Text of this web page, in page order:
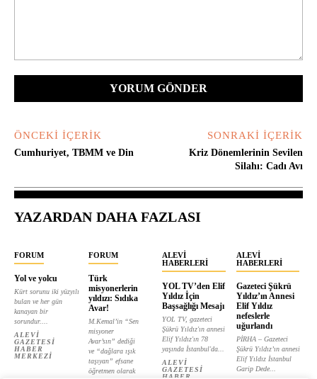
ÖNCEKI İÇERIK
Cumhuriyet, TBMM ve Din
SONRAKI İÇERIK
Kriz Dönemlerinin Sevilen
Silahı: Cadı Avı
YAZARDAN DAHA FAZLASI
FORUM
Yol ve yolcu
Kürt sorunu iki yüzyılı
bulan ve her gün
kanayan bir
sorundur....
ALEVI
GAZETESI
HABER
MERKEZI
FORUM
Türk
misyonerlerin
yıldızı: Sıdıka
Avar!
M.Kemal’in “Sen
misyoner
Avar’sın” dediği
ve “dağlara ışık
taşıyan” efsane
öğretmen olarak
ALEVI
HABERLERI
YOL TV’den Elif
Yıldız İçin
Başsağlığı Mesajı
YOL TV, gazeteci
Şükrü Yıldız'ın annesi
Elif Yıldız'ın 78
yaşında İstanbul'da...
ALEVI
GAZETESI
HABER
ALEVI
HABERLERI
Gazeteci Şükrü
Yıldız’ın Annesi
Elif Yıldız
nefeslerle
uğurlandı
PİRHA – Gazeteci
Şükrü Yıldız’ın annesi
Elif Yıldız İstanbul
Garip Dede...